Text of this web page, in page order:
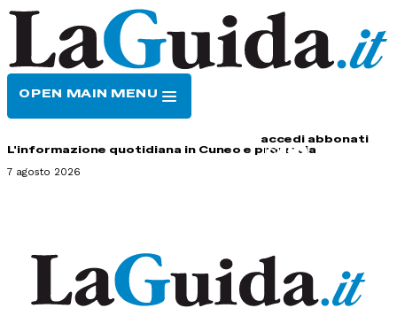
OPEN MAIN MENU
accedi abbonati
L'informazione quotidiana in Cuneo e provincia
7 agosto 2026